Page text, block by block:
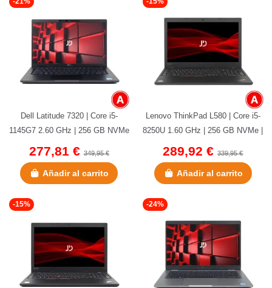
Dell Latitude 7320 | Core i5-
1145G7 2.60 GHz | 256 GB NVMe
| 16 GB LPDDR4 | 13.3" |...
277,81 €349,95 €
Añadir al carrito
Lenovo ThinkPad L580 | Core i5-
8250U 1.60 GHz | 256 GB NVMe |
8 GB DDR4 |15,6" |...
289,92 €339,95 €
Añadir al carrito
-15% -24%